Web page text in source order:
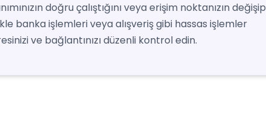
doğru çalıştığını veya erişim noktanızın değişip
banka işlemleri veya alışveriş gibi hassas işlemler
ve bağlantınızı düzenli kontrol edin.